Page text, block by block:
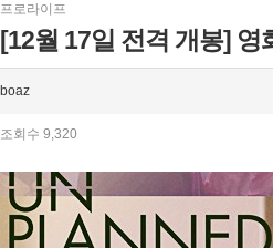
프로라이프
[12월 17일 전격 개봉]
boaz
조회수 9,320